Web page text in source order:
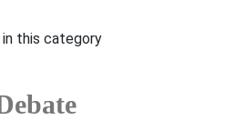
this category